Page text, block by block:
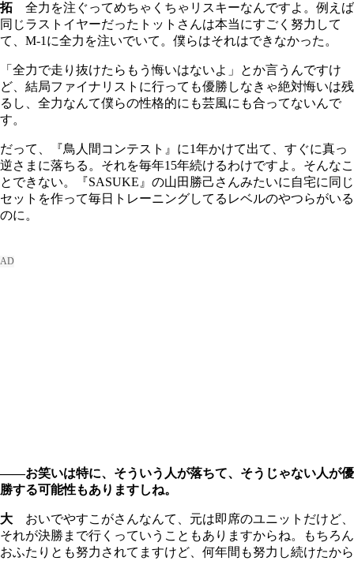
拓 全力を注ぐってめちゃくちゃリスキーなんですよ。例えば
同じラストイヤーだったトットさんは本当にすごく努力して
て、M-1に全力を注いでいて。僕らはそれはできなかった。
「全力で走り抜けたらもう悔いはないよ」とか言うんですけ
ど、結局ファイナリストに行っても優勝しなきゃ絶対悔いは残
るし、全力なんて僕らの性格的にも芸風にも合ってないんで
す。
だって、『鳥人間コンテスト』に1年かけて出て、すぐに真っ
逆さまに落ちる。それを毎年15年続けるわけですよ。そんなこ
とできない。『SASUKE』の山田勝己さんみたいに自宅に同じ
セットを作って毎日トレーニングしてるレベルのやつらがいる
のに。
――お笑いは特に、そういう人が落ちて、そうじゃない人が優
勝する可能性もありますしね。
大 おいでやすこがさんなんて、元は即席のユニットだけど、
それが決勝まで行くっていうこともありますからね。もちろん
おふたりとも努力されてますけど、何年間も努力し続けたから